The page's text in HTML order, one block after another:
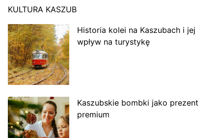
KULTURA KASZUB
Historia kolei na Kaszubach i jej
wpływ na turystykę
Kaszubskie bombki jako prezent
premium